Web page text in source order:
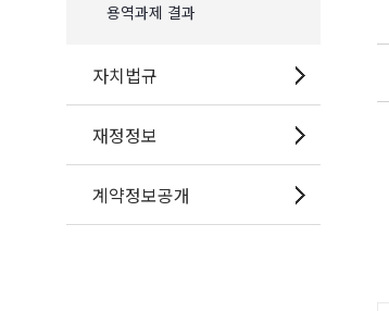
용역과제 결과
자치법규
재정정보
계약정보공개